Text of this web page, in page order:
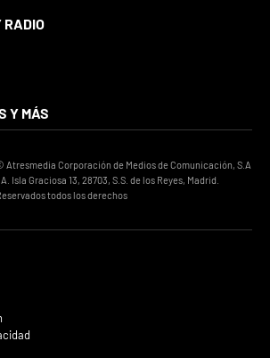
RADIO
Y MÁS
Atresmedia Corporación de Medios de Comunicación, S.A
Isla Graciosa 13, 28703, S.S. de los Reyes, Madrid.
todos los derechos